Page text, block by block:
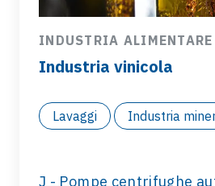
INDUSTRIA ALIMENTARE
Industria vinicola
Lavaggi Industria
J - Pompe centrifughe